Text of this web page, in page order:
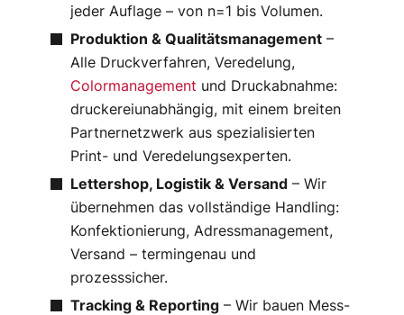
jeder Auflage – von n=1 bis Volumen.
Produktion & Qualitätsmanagement –
Alle Druckverfahren, Veredelung,
Colormanagement und Druckabnahme:
druckereiunabhängig, mit einem breiten
Partnernetzwerk aus spezialisierten
Print- und Veredelungsexperten.
Lettershop, Logistik & Versand – Wir
übernehmen das vollständige Handling:
Konfektionierung, Adressmanagement,
Versand – termingenau und
prozesssicher.
Tracking & Reporting – Wir bauen Mess-